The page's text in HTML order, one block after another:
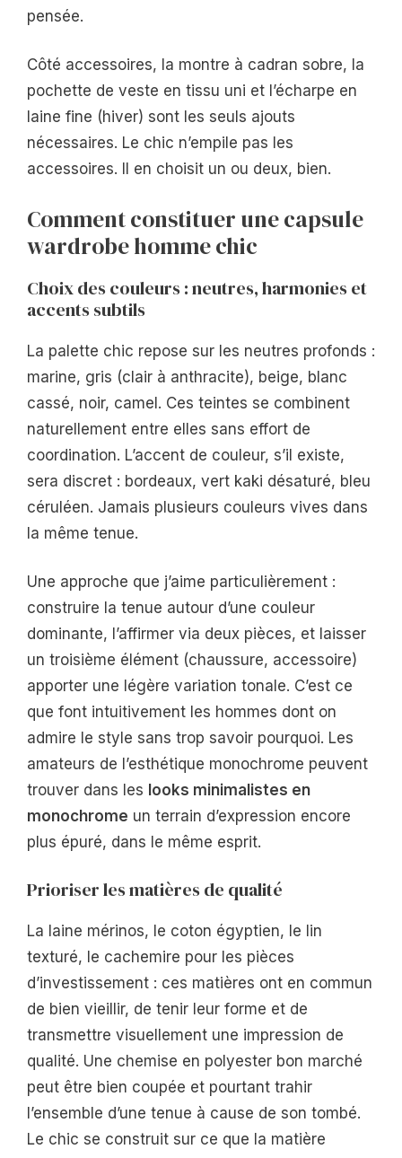
pensée.
Côté accessoires, la montre à cadran sobre, la
pochette de veste en tissu uni et l’écharpe en
laine fine (hiver) sont les seuls ajouts
nécessaires. Le chic n’empile pas les
accessoires. Il en choisit un ou deux, bien.
Comment constituer une capsule
wardrobe homme chic
Choix des couleurs : neutres, harmonies et
accents subtils
La palette chic repose sur les neutres profonds :
marine, gris (clair à anthracite), beige, blanc
cassé, noir, camel. Ces teintes se combinent
naturellement entre elles sans effort de
coordination. L’accent de couleur, s’il existe,
sera discret : bordeaux, vert kaki désaturé, bleu
céruléen. Jamais plusieurs couleurs vives dans
la même tenue.
Une approche que j’aime particulièrement :
construire la tenue autour d’une couleur
dominante, l’affirmer via deux pièces, et laisser
un troisième élément (chaussure, accessoire)
apporter une légère variation tonale. C’est ce
que font intuitivement les hommes dont on
admire le style sans trop savoir pourquoi. Les
amateurs de l’esthétique monochrome peuvent
trouver dans les looks minimalistes en
monochrome un terrain d’expression encore
plus épuré, dans le même esprit.
Prioriser les matières de qualité
La laine mérinos, le coton égyptien, le lin
texturé, le cachemire pour les pièces
d’investissement : ces matières ont en commun
de bien vieillir, de tenir leur forme et de
transmettre visuellement une impression de
qualité. Une chemise en polyester bon marché
peut être bien coupée et pourtant trahir
l’ensemble d’une tenue à cause de son tombé.
Le chic se construit sur ce que la matière